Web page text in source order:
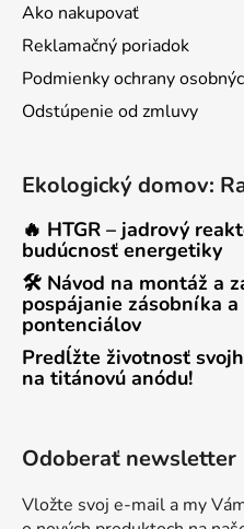
Ako nakupovať
Reklamačný poriadok
Podmienky ochrany
Odstúpenie od zmluvy
Ekologický domov:
🔥 HTGR – jadrový
budúcnosť energetiky
🛠 Návod na montáž a
pospájanie zásobníka
pontenciálov
Predĺžte životnosť
na titánovú anódu!
Odoberať newsletter
Vložte svoj e-mail a my